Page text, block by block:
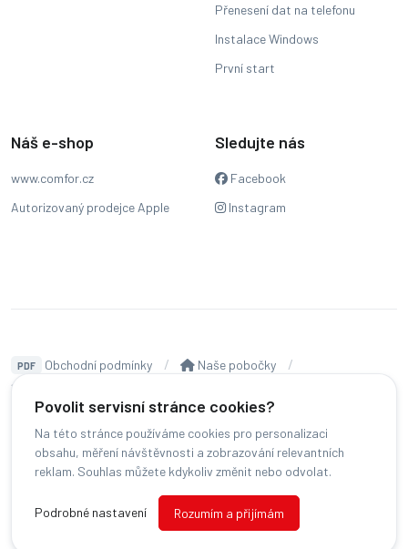
Povolit servisní stránce cookies?
Na této stránce používáme cookies pro personalizaci
obsahu, měření návštěvnosti a zobrazování relevantních
reklam. Souhlas můžete kdykoliv změnit nebo odvolat.
Podrobné nastavení Rozumím a přijímám
Přenesení dat na telefonu
Instalace Windows
První start
Náš e-shop
www.comfor.cz
Autorizovaný prodejce Apple
Sledujte nás
Facebook
Instagram
PDF Obchodní podmínky
Naše pobočky
Všechna práva vyhrazena.-
Změnit preference cookies
MyRepair.app